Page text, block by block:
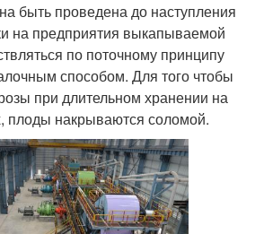
быть проведена до наступления
на предприятия выкапываемой
по поточному принципу
способом. Для того чтобы
при длительном хранении на
плоды накрываются соломой.